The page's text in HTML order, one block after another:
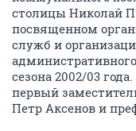
столицы Николай
посвященном
служб и
сезона 2002/03
первый
Петр Аксенов и